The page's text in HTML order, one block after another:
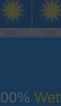
30°C 32°C